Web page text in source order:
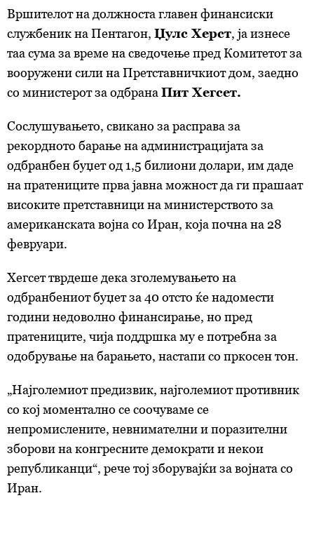
Вршителот на должноста главен финансиски
службеник на Пентагон, Џулс Херст, ја изнесе
таа сума за време на сведочење пред Комитетот за
вооружени сили на Претставничкиот дом, заедно
со министерот за одбрана Пит Хегсет.
Сослушувањето, свикано за расправа за
рекордното барање на администрацијата за
одбранбен буџет од 1,5 билиони долари, им даде
на пратениците прва јавна можност да ги прашаат
високите претставници на министерството за
американската војна со Иран, која почна на 28
февруари.
Хегсет тврдеше дека зголемувањето на
одбранбениот буџет за 40 отсто ќе надомести
години недоволно финансирање, но пред
пратениците, чија поддршка му е потребна за
одобрување на барањето, настапи со пркосен тон.
„Најголемиот предизвик, најголемиот противник
со кој моментално се соочуваме се
непромислените, невнимателни и поразителни
зборови на конгресните демократи и некои
републиканци“, рече тој зборувајќи за војната со
Иран.